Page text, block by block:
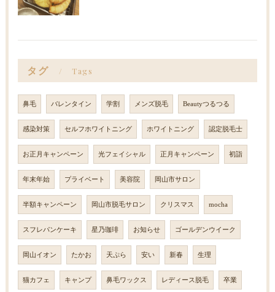
タグ Tags
鼻毛 バレンタイン 学割 メンズ脱毛 Beautyつるつる
感染対策 セルフホワイトニング ホワイトニング 認定脱毛士
お正月キャンペーン 光フェイシャル 正月キャンペーン 初詣
年末年始 プライベート 美容院 岡山市サロン
半額キャンペーン 岡山市脱毛サロン クリスマス mocha
スフレパンケーキ 星乃珈琲 お知らせ ゴールデンウイーク
岡山イオン たかお 天ぷら 安い 新春 生理
猫カフェ キャンプ 鼻毛ワックス レディース脱毛 卒業